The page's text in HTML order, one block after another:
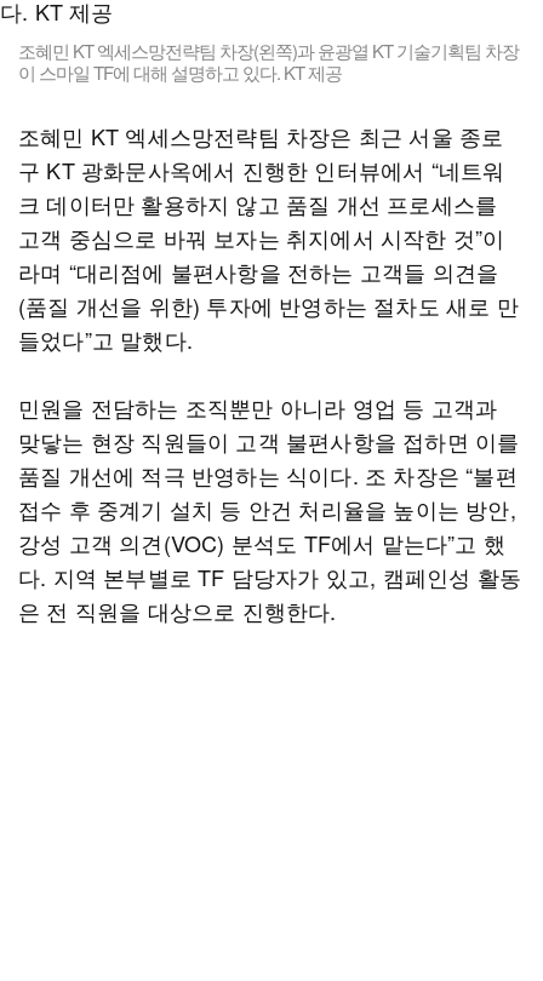
조혜민 KT 엑세스망전략팀 차장(왼쪽)과 윤광열 KT 기술기획팀 차장
이 스마일 TF에 대해 설명하고 있다. KT 제공
조혜민 KT 엑세스망전략팀 차장은 최근 서울 종로
구 KT 광화문사옥에서 진행한 인터뷰에서 “네트워
크 데이터만 활용하지 않고 품질 개선 프로세스를
고객 중심으로 바꿔 보자는 취지에서 시작한 것”이
라며 “대리점에 불편사항을 전하는 고객들 의견을
(품질 개선을 위한) 투자에 반영하는 절차도 새로 만
들었다”고 말했다.
민원을 전담하는 조직뿐만 아니라 영업 등 고객과
맞닿는 현장 직원들이 고객 불편사항을 접하면 이를
품질 개선에 적극 반영하는 식이다. 조 차장은 “불편
접수 후 중계기 설치 등 안건 처리율을 높이는 방안,
강성 고객 의견(VOC) 분석도 TF에서 맡는다”고 했
다. 지역 본부별로 TF 담당자가 있고, 캠페인성 활동
은 전 직원을 대상으로 진행한다.